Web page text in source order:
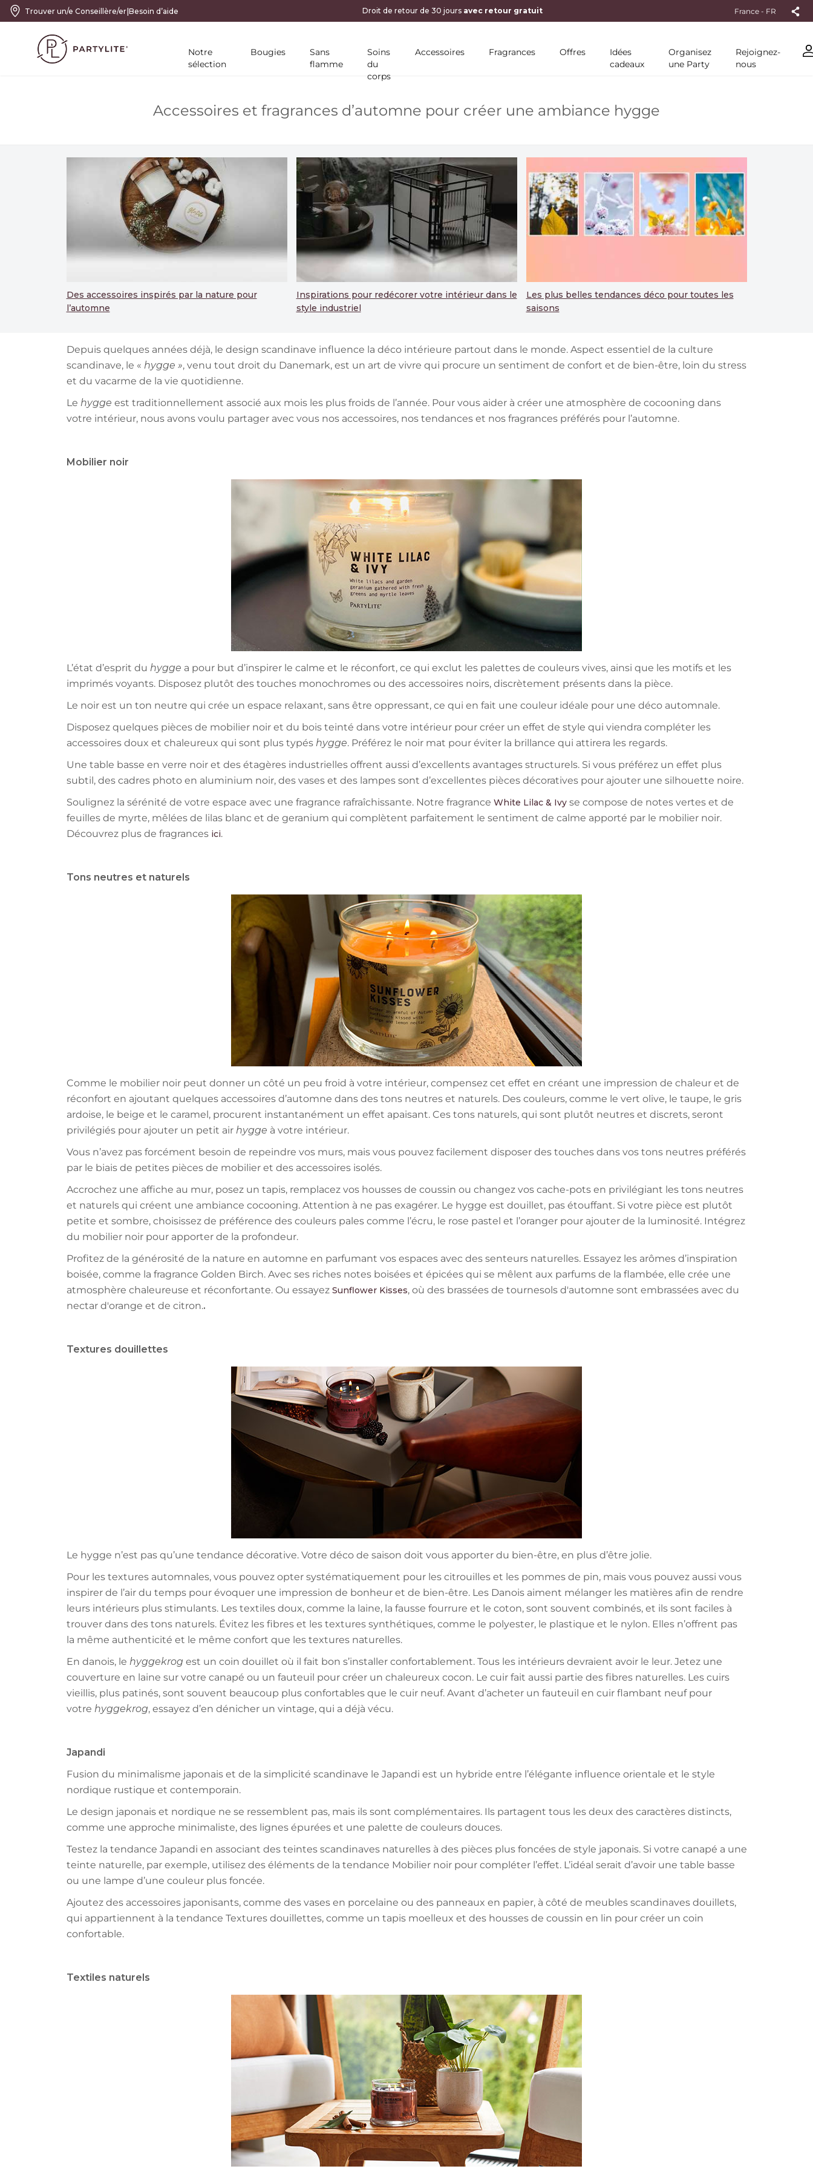
Trouver un/e Conseillère/er|Besoin d’aide 10 % DE RÉDUCTION SUR VOTRE PREMIÈRE COMMANDE France - FR
Notre
sélection
Bougies
Sans
flamme
Soins
du
corps
Accessoires Fragrances Offres
Idées
cadeaux
Organisez
une Party
Rejoignez-
nous
Accessoires et fragrances d’automne pour créer une ambiance hygge
Des accessoires inspirés par la nature pour
l’automne
Inspirations pour redécorer votre intérieur dans le
style industriel
Les plus belles tendances déco pour toutes les
saisons
Depuis quelques années déjà, le design scandinave influence la déco intérieure partout dans le monde. Aspect essentiel de la culture
scandinave, le « hygge », venu tout droit du Danemark, est un art de vivre qui procure un sentiment de confort et de bien-être, loin du stress
et du vacarme de la vie quotidienne.
Le hygge est traditionnellement associé aux mois les plus froids de l’année. Pour vous aider à créer une atmosphère de cocooning dans
votre intérieur, nous avons voulu partager avec vous nos accessoires, nos tendances et nos fragrances préférés pour l’automne.
Mobilier noir
L’état d’esprit du hygge a pour but d’inspirer le calme et le réconfort, ce qui exclut les palettes de couleurs vives, ainsi que les motifs et les
imprimés voyants. Disposez plutôt des touches monochromes ou des accessoires noirs, discrètement présents dans la pièce.
Le noir est un ton neutre qui crée un espace relaxant, sans être oppressant, ce qui en fait une couleur idéale pour une déco automnale.
Disposez quelques pièces de mobilier noir et du bois teinté dans votre intérieur pour créer un effet de style qui viendra compléter les
accessoires doux et chaleureux qui sont plus typés hygge. Préférez le noir mat pour éviter la brillance qui attirera les regards.
Une table basse en verre noir et des étagères industrielles offrent aussi d’excellents avantages structurels. Si vous préférez un effet plus
subtil, des cadres photo en aluminium noir, des vases et des lampes sont d’excellentes pièces décoratives pour ajouter une silhouette noire.
Soulignez la sérénité de votre espace avec une fragrance rafraîchissante. Notre fragrance White Lilac & Ivyse compose de notes vertes et de
feuilles de myrte, mêlées de lilas blanc et de geranium qui complètent parfaitement le sentiment de calme apporté par le mobilier noir.
Découvrez plus de fragrances ici.
Tons neutres et naturels
Comme le mobilier noir peut donner un côté un peu froid à votre intérieur, compensez cet effet en créant une impression de chaleur et de
réconfort en ajoutant quelques accessoires d’automne dans des tons neutres et naturels. Des couleurs, comme le vert olive, le taupe, le gris
ardoise, le beige et le caramel, procurent instantanément un effet apaisant. Ces tons naturels, qui sont plutôt neutres et discrets, seront
privilégiés pour ajouter un petit air hygge à votre intérieur.
Vous n’avez pas forcément besoin de repeindre vos murs, mais vous pouvez facilement disposer des touches dans vos tons neutres préférés
par le biais de petites pièces de mobilier et des accessoires isolés.
Accrochez une affiche au mur, posez un tapis, remplacez vos housses de coussin ou changez vos cache-pots en privilégiant les tons neutres
et naturels qui créent une ambiance cocooning. Attention à ne pas exagérer. Le hygge est douillet, pas étouffant. Si votre pièce est plutôt
petite et sombre, choisissez de préférence des couleurs pales comme l’écru, le rose pastel et l’oranger pour ajouter de la luminosité. Intégrez
du mobilier noir pour apporter de la profondeur.
Profitez de la générosité de la nature en automne en parfumant vos espaces avec des senteurs naturelles. Essayez les arômes d’inspiration
boisée, comme la fragrance Golden Birch. Avec ses riches notes boisées et épicées qui se mêlent aux parfums de la flambée, elle crée une
atmosphère chaleureuse et réconfortante. Ou essayez Sunflower Kisses, où des brassées de tournesols d'automne sont embrassées avec du
nectar d'orange et de citron..
Textures douillettes
Le hygge n’est pas qu’une tendance décorative. Votre déco de saison doit vous apporter du bien-être, en plus d’être jolie.
Pour les textures automnales, vous pouvez opter systématiquement pour les citrouilles et les pommes de pin, mais vous pouvez aussi vous
inspirer de l’air du temps pour évoquer une impression de bonheur et de bien-être. Les Danois aiment mélanger les matières afin de rendre
leurs intérieurs plus stimulants. Les textiles doux, comme la laine, la fausse fourrure et le coton, sont souvent combinés, et ils sont faciles à
trouver dans des tons naturels. Évitez les fibres et les textures synthétiques, comme le polyester, le plastique et le nylon. Elles n’offrent pas
la même authenticité et le même confort que les textures naturelles.
En danois, le hyggekrog est un coin douillet où il fait bon s’installer confortablement. Tous les intérieurs devraient avoir le leur. Jetez une
couverture en laine sur votre canapé ou un fauteuil pour créer un chaleureux cocon. Le cuir fait aussi partie des fibres naturelles. Les cuirs
vieillis, plus patinés, sont souvent beaucoup plus confortables que le cuir neuf. Avant d’acheter un fauteuil en cuir flambant neuf pour
votre hyggekrog, essayez d’en dénicher un vintage, qui a déjà vécu.
Japandi
Fusion du minimalisme japonais et de la simplicité scandinave le Japandi est un hybride entre l’élégante influence orientale et le style
nordique rustique et contemporain.
Le design japonais et nordique ne se ressemblent pas, mais ils sont complémentaires. Ils partagent tous les deux des caractères distincts,
comme une approche minimaliste, des lignes épurées et une palette de couleurs douces.
Testez la tendance Japandi en associant des teintes scandinaves naturelles à des pièces plus foncées de style japonais. Si votre canapé a une
teinte naturelle, par exemple, utilisez des éléments de la tendance Mobilier noir pour compléter l’effet. L’idéal serait d’avoir une table basse
ou une lampe d’une couleur plus foncée.
Ajoutez des accessoires japonisants, comme des vases en porcelaine ou des panneaux en papier, à côté de meubles scandinaves douillets,
qui appartiennent à la tendance Textures douillettes, comme un tapis moelleux et des housses de coussin en lin pour créer un coin
confortable.
Textiles naturels